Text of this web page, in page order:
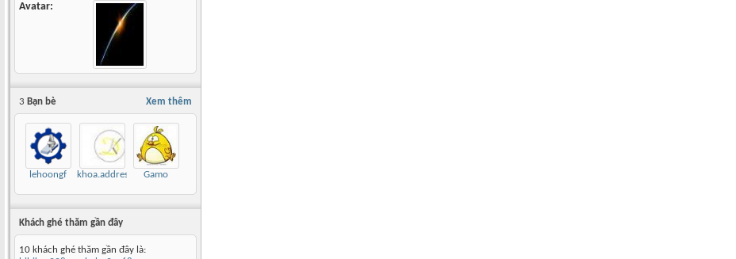
Avatar
Xem thêm
3 Bạn bè
lehoongf khoa.address Gamo
Khách ghé thăm gần đây
10 khách ghé thăm gần đây là: